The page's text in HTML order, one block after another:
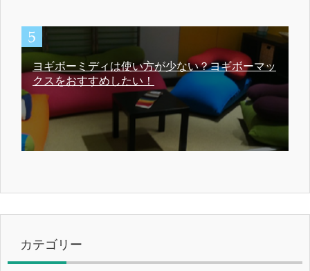
ヨギボーミディは使い方が少ない？ヨギボーマッ
クスをおすすめしたい！
カテゴリー